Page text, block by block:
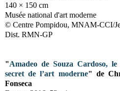
140 × 150 cm
Musée national d'art moderne
© Centre Pompidou, MNAM-CCI/
Dist. RMN-GP
"Amadeo de Souza Cardoso,
secret de l’art moderne" de
Fonseca